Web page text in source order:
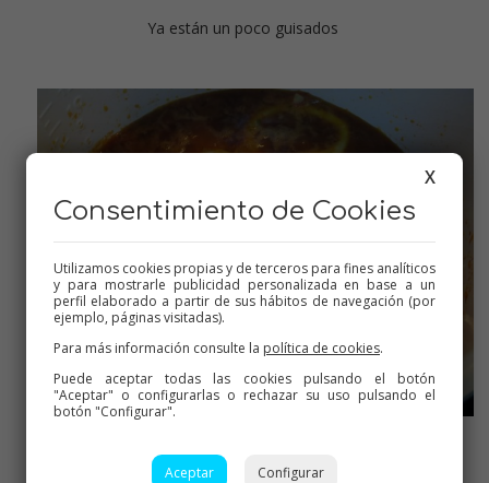
Ya están un poco guisados
Añadir el arroz y remover
X
Consentimiento de Cookies
Utilizamos cookies propias y de terceros para fines analíticos
y para mostrarle publicidad personalizada en base a un
perfil elaborado a partir de sus hábitos de navegación (por
ejemplo, páginas visitadas).
Para más información consulte la política de cookies.
Puede aceptar todas las cookies pulsando el botón
"Aceptar" o configurarlas o rechazar su uso pulsando el
botón "Configurar".
Aceptar Configurar